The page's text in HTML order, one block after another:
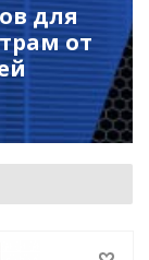
для
от